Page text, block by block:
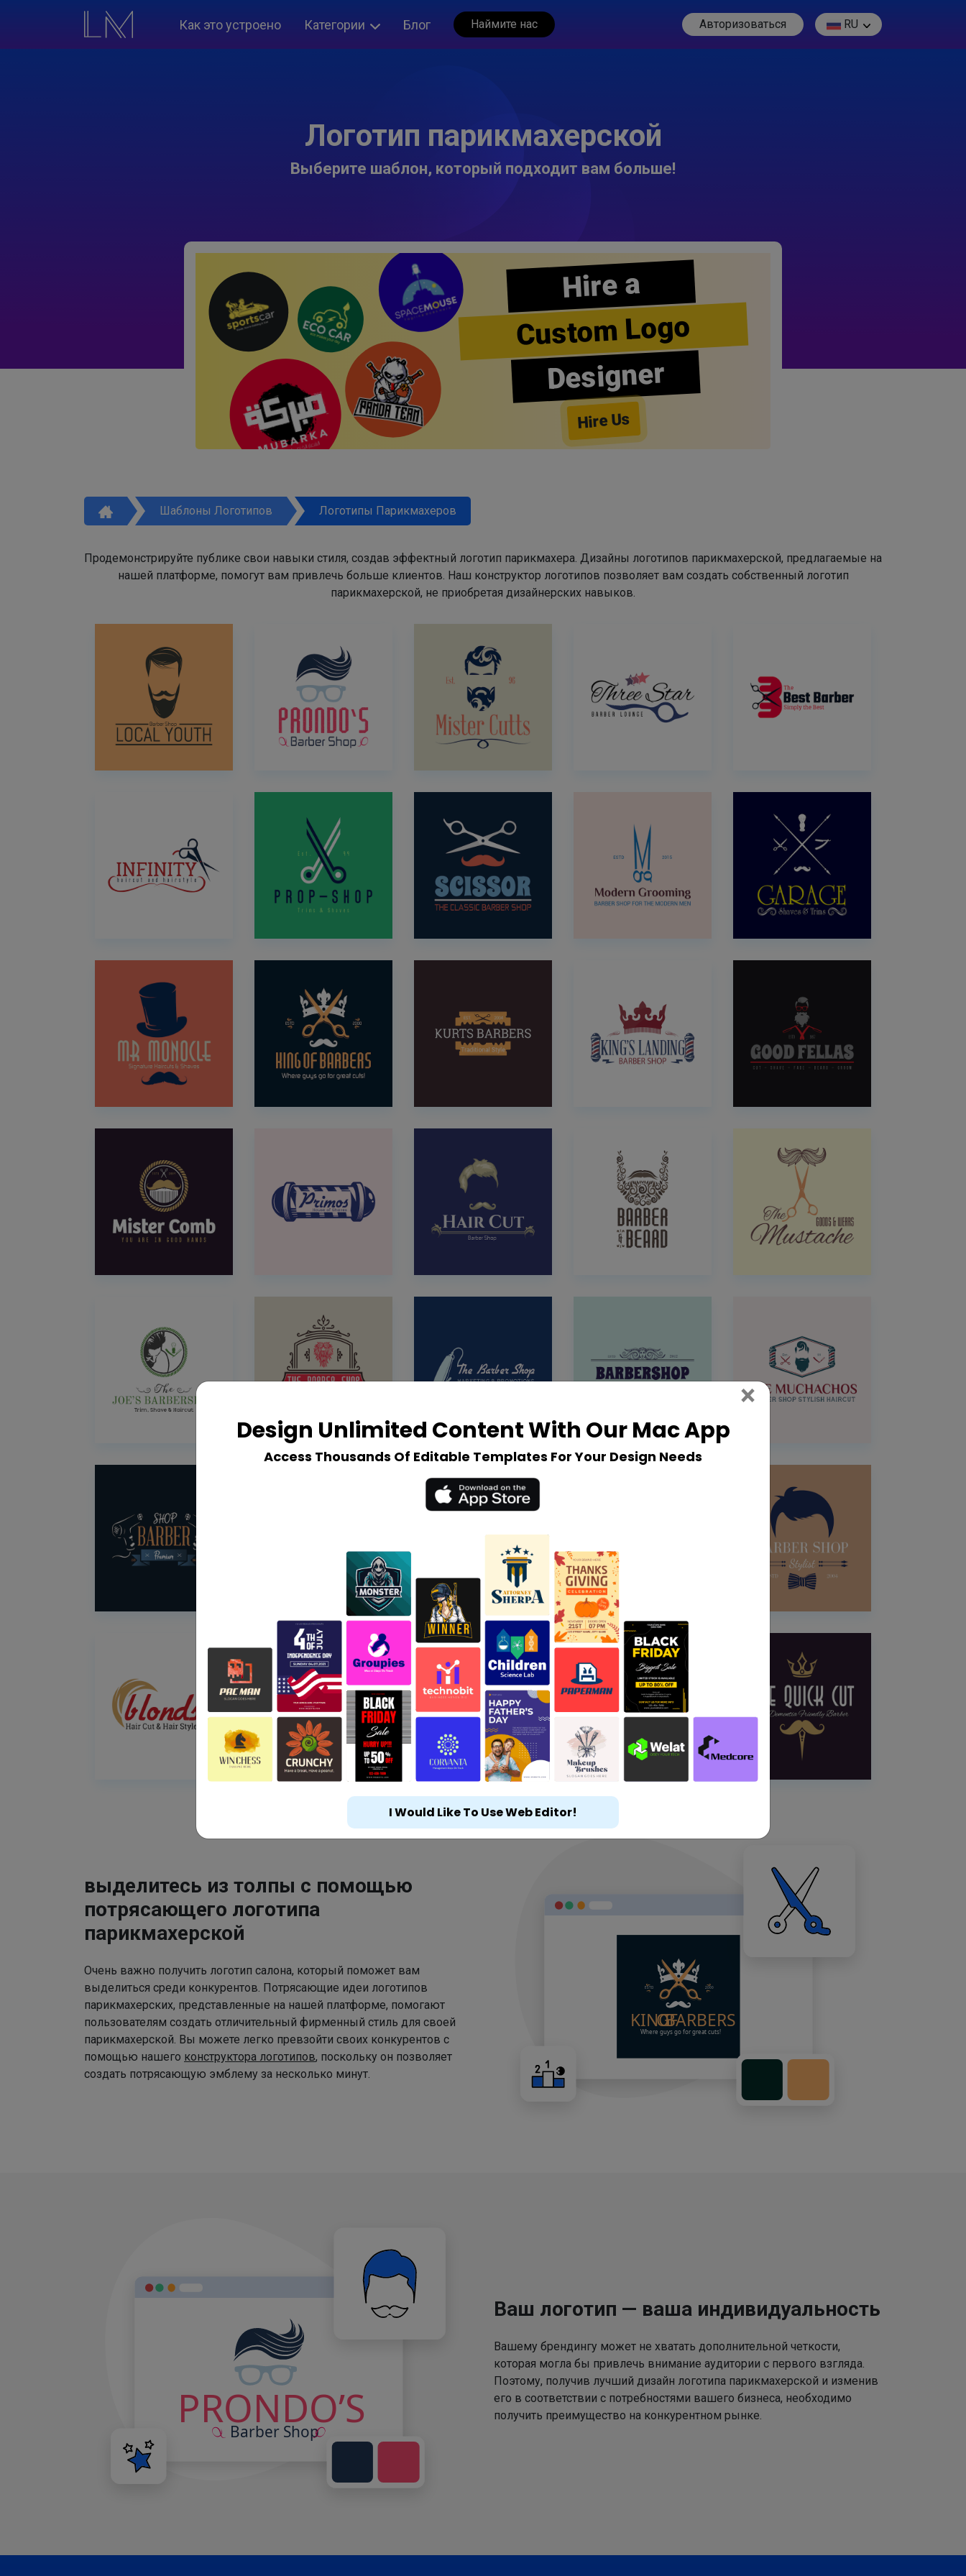
Как это устроено Категории Блог Наймите нас Авторизоваться RU
Логотип парикмахерской
Выберите шаблон, который подходит вам больше!
Hire a
Custom Logo
Designer
Hire Us
Шаблоны Логотипов Логотипы Парикмахеров
Продемонстрируйте публике свои навыки стиля, создав эффектный логотип парикмахера. Дизайны логотипов парикмахерской, предлагаемые на
нашей платформе, помогут вам привлечь больше клиентов. Наш конструктор логотипов позволяет вам создать собственный логотип
парикмахерской, не приобретая дизайнерских навыков.
выделитесь из толпы с помощью
потрясающего логотипа
парикмахерской
Очень важно получить логотип салона, который поможет вам
выделиться среди конкурентов. Потрясающие идеи логотипов
парикмахерских, представленные на нашей платформе, помогают
пользователям создать отличительный фирменный стиль для своей
парикмахерской. Вы можете легко превзойти своих конкурентов с
помощью нашего конструктора логотипов, поскольку он позволяет
создать потрясающую эмблему за несколько минут.
Ваш логотип — ваша индивидуальность
Вашему брендингу может не хватать дополнительной четкости,
которая могла бы привлечь внимание аудитории с первого взгляда.
Поэтому, получив лучший дизайн логотипа парикмахерской и изменив
его в соответствии с потребностями вашего бизнеса, необходимо
получить преимущество на конкурентном рынке.
Design Unlimited Content With Our Mac App
Access Thousands Of Editable Templates For Your Design Needs
× Close
I Would Like To Use Web Editor!